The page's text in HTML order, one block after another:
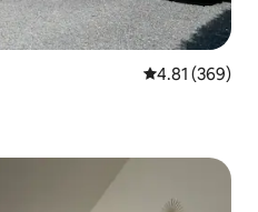
レビュー369
4.81 (369)